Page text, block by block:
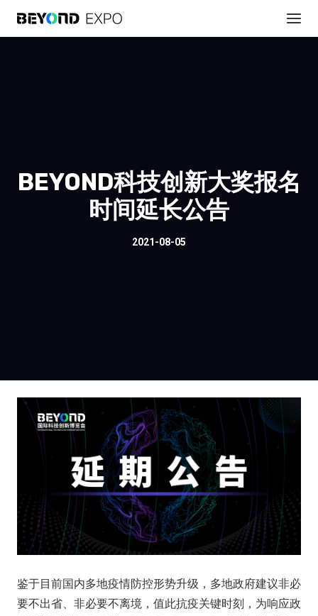
BEYOND科技创新大奖报名
时间延长公告
2021-08-05
鉴于目前国内多地疫情防控形势升级，多地政府建议非必
要不出省、非必要不离境，值此抗疫关键时刻，为响应政